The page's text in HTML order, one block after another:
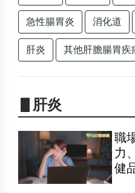
急性腸胃炎 消化道
肝炎 其他肝膽腸胃疾
▋肝炎
職
力
健